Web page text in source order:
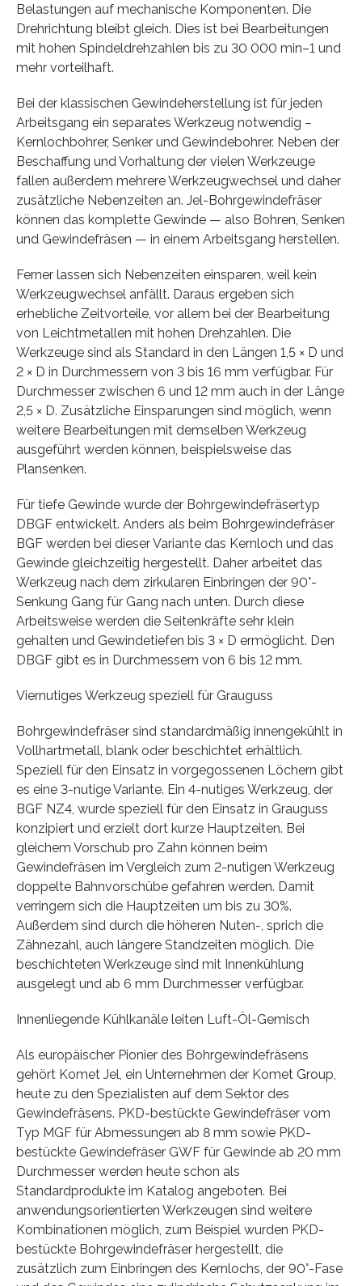
Belastungen auf mechanische Komponenten. Die
Drehrichtung bleibt gleich. Dies ist bei Bearbeitungen
mit hohen Spindeldrehzahlen bis zu 30 000 min–1 und
mehr vorteilhaft.
Bei der klassischen Gewindeherstellung ist für jeden
Arbeitsgang ein separates Werkzeug notwendig –
Kernlochbohrer, Senker und Gewindebohrer. Neben der
Beschaffung und Vorhaltung der vielen Werkzeuge
fallen außerdem mehrere Werkzeugwechsel und daher
zusätzliche Nebenzeiten an. Jel-Bohrgewindefräser
können das komplette Gewinde — also Bohren, Senken
und Gewindefräsen — in einem Arbeitsgang herstellen.
Ferner lassen sich Nebenzeiten einsparen, weil kein
Werkzeugwechsel anfällt. Daraus ergeben sich
erhebliche Zeitvorteile, vor allem bei der Bearbeitung
von Leichtmetallen mit hohen Drehzahlen. Die
Werkzeuge sind als Standard in den Längen 1,5 × D und
2 × D in Durchmessern von 3 bis 16 mm verfügbar. Für
Durchmesser zwischen 6 und 12 mm auch in der Länge
2,5 × D. Zusätzliche Einsparungen sind möglich, wenn
weitere Bearbeitungen mit demselben Werkzeug
ausgeführt werden können, beispielsweise das
Plansenken.
Für tiefe Gewinde wurde der Bohrgewindefräsertyp
DBGF entwickelt. Anders als beim Bohrgewindefräser
BGF werden bei dieser Variante das Kernloch und das
Gewinde gleichzeitig hergestellt. Daher arbeitet das
Werkzeug nach dem zirkularen Einbringen der 90°-
Senkung Gang für Gang nach unten. Durch diese
Arbeitsweise werden die Seitenkräfte sehr klein
gehalten und Gewindetiefen bis 3 × D ermöglicht. Den
DBGF gibt es in Durchmessern von 6 bis 12 mm.
Viernutiges Werkzeug speziell für Grauguss
Bohrgewindefräser sind standardmäßig innengekühlt in
Vollhartmetall, blank oder beschichtet erhältlich.
Speziell für den Einsatz in vorgegossenen Löchern gibt
es eine 3-nutige Variante. Ein 4-nutiges Werkzeug, der
BGF NZ4, wurde speziell für den Einsatz in Grauguss
konzipiert und erzielt dort kurze Hauptzeiten. Bei
gleichem Vorschub pro Zahn können beim
Gewindefräsen im Vergleich zum 2-nutigen Werkzeug
doppelte Bahnvorschübe gefahren werden. Damit
verringern sich die Hauptzeiten um bis zu 30%.
Außerdem sind durch die höheren Nuten-, sprich die
Zähnezahl, auch längere Standzeiten möglich. Die
beschichteten Werkzeuge sind mit Innenkühlung
ausgelegt und ab 6 mm Durchmesser verfügbar.
Innenliegende Kühlkanäle leiten Luft-Öl-Gemisch
Als europäischer Pionier des Bohrgewindefräsens
gehört Komet Jel, ein Unternehmen der Komet Group,
heute zu den Spezialisten auf dem Sektor des
Gewindefräsens. PKD-bestückte Gewindefräser vom
Typ MGF für Abmessungen ab 8 mm sowie PKD-
bestückte Gewindefräser GWF für Gewinde ab 20 mm
Durchmesser werden heute schon als
Standardprodukte im Katalog angeboten. Bei
anwendungsorientierten Werkzeugen sind weitere
Kombinationen möglich, zum Beispiel wurden PKD-
bestückte Bohrgewindefräser hergestellt, die
zusätzlich zum Einbringen des Kernlochs, der 90°-Fase